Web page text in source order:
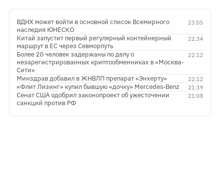
23:05
ВДНХ может войти в основной список Всемирного
наследия ЮНЕСКО
22:34
Китай запустит первый регулярный контейнерный
маршрут в ЕС через Севморпуть
22:12
Более 20 человек задержаны по делу о
незарегистрированных криптообменниках в «Москва-
Сити»
22:12
Минздрав добавил в ЖНВЛП препарат «Энхерту»
21:39
«Флит Лизинг» купил бывшую «дочку» Mercedes-Benz
21:08
Сенат США одобрил законопроект об ужесточении
санкций против РФ